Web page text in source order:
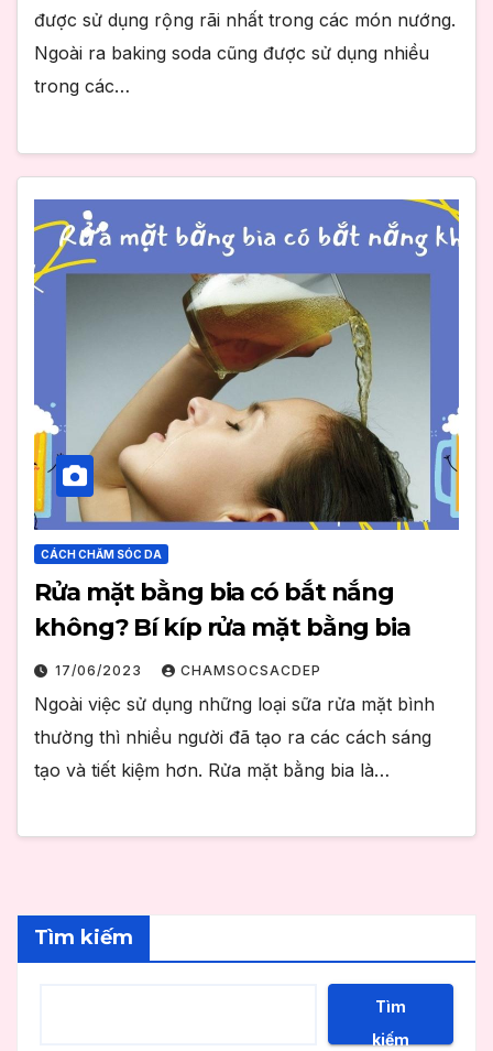
được sử dụng rộng rãi nhất trong các món nướng.
Ngoài ra baking soda cũng được sử dụng nhiều
trong các…
CÁCH CHĂM SÓC DA
Rửa mặt bằng bia có bắt nắng
không? Bí kíp rửa mặt bằng bia
17/06/2023 CHAMSOCSACDEP
Ngoài việc sử dụng những loại sữa rửa mặt bình
thường thì nhiều người đã tạo ra các cách sáng
tạo và tiết kiệm hơn. Rửa mặt bằng bia là…
Tìm kiếm
Tìm
kiếm